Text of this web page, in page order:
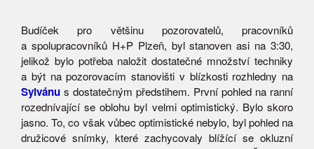
Budíček pro většinu pozorovatelů, pracovníků
a spolupracovníků H+P Plzeň, byl stanoven asi na 3:30,
jelikož bylo potřeba naložit dostatečné množství techniky
a být na pozorovacím stanovišti v blízkosti rozhledny na
Sylvánu s dostatečným předstihem. První pohled na ranní
rozednívající se oblohu byl velmi optimistický. Bylo skoro
jasno. To, co však vůbec optimistické nebylo, byl pohled na
družicové snímky, které zachycovaly blížící se okluzní